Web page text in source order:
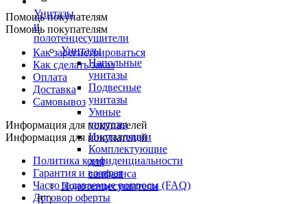
Унитазы
и
полотенцесушители
Унитазы
Напольные
унитазы
Подвесные
унитазы
Умные
унитазы
Инсталляции
Комплектующие
для
санфаянса
Полотенцесушители
Помощь покупателям
Помощь покупателям
Как зарегистрироваться
Как сделать заказ
Оплата
Доставка
Самовывоз
Информация для покупателей
Информация для покупателей
Политика конфиденциальности
Гарантия и возврат
Часто задаваемые вопросы (FAQ)
Договор оферты